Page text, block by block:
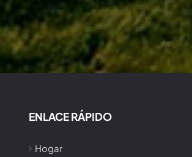
ENLACE RÁPIDO
Hogar